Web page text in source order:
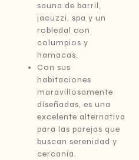
sauna de barril,
jacuzzi, spa y un
robledal con
columpios y
hamacas.
Con sus
habitaciones
maravillosamente
diseñadas, es una
excelente alternativa
para las parejas que
buscan serenidad y
cercanía.